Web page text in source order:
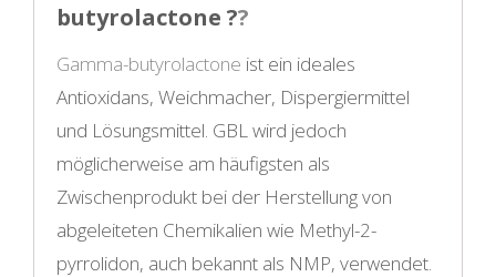
butyrolactone ??
Gamma-butyrolactone ist ein ideales
Antioxidans, Weichmacher, Dispergiermittel
und Lösungsmittel. GBL wird jedoch
möglicherweise am häufigsten als
Zwischenprodukt bei der Herstellung von
abgeleiteten Chemikalien wie Methyl-2-
pyrrolidon, auch bekannt als NMP, verwendet.